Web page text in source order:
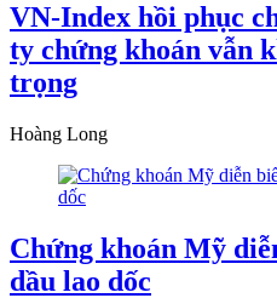
VN-Index hồi phục
ty chứng khoán vẫn
trọng
Hoàng Long
Chứng khoán Mỹ
dầu lao dốc